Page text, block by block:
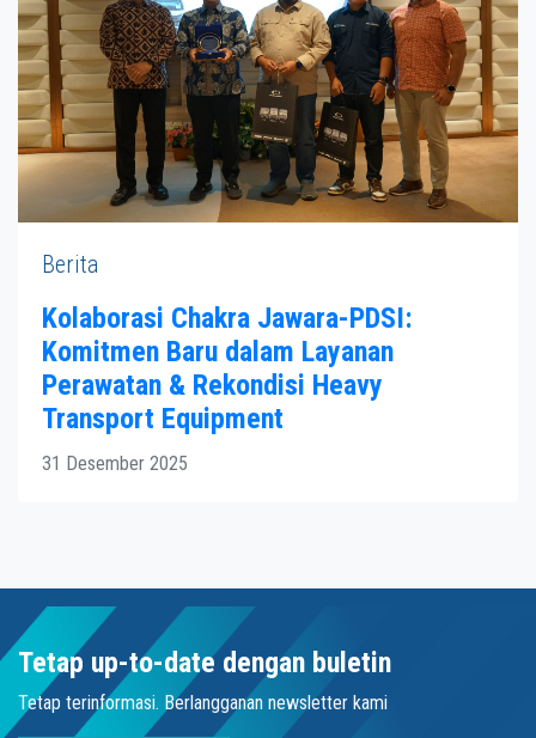
Berita
Kolaborasi Chakra Jawara-PDSI:
Komitmen Baru dalam Layanan
Perawatan & Rekondisi Heavy
Transport Equipment
31 Desember 2025
Tetap up-to-date dengan buletin
Tetap terinformasi. Berlangganan newsletter kami